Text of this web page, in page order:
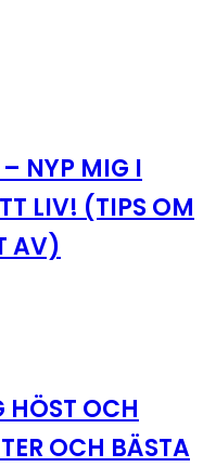
– NYP MIG I
LIV! (TIPS OM
AV)
HÖST OCH
OCH BÄSTA